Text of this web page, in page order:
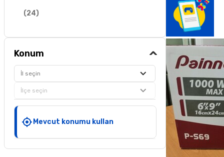
(24)
Konum
İl seçin
İlçe seçin
Mevcut konumu kullan